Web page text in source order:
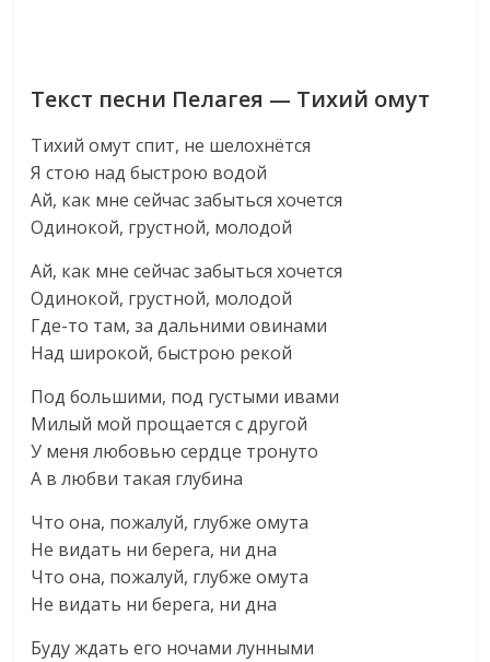
Текст песни Пелагея — Тихий омут
Тихий омут спит, не шелохнётся
Я стою над быстрою водой
Ай, как мне сейчас забыться хочется
Одинокой, грустной, молодой
Ай, как мне сейчас забыться хочется
Одинокой, грустной, молодой
Где-то там, за дальними овинами
Над широкой, быстрою рекой
Под большими, под густыми ивами
Милый мой прощается с другой
У меня любовью сердце тронуто
А в любви такая глубина
Что она, пожалуй, глубже омута
Не видать ни берега, ни дна
Что она, пожалуй, глубже омута
Не видать ни берега, ни дна
Буду ждать его ночами лунными